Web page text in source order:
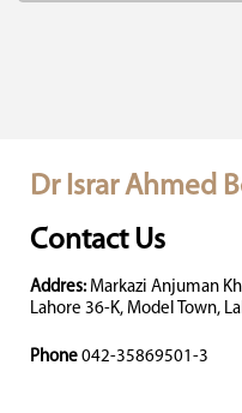
Dr Israr Ahmed
Contact Us
Addres: Markazi Anjuman
Lahore 36-K, Model Town,
Phone 042-35869501-3